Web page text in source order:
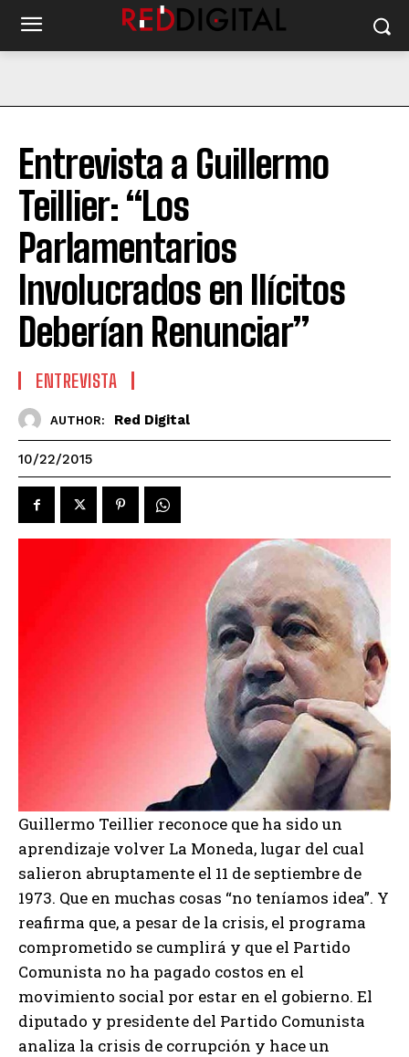
Entrevista a Guillermo
Teillier: “Los
Parlamentarios
Involucrados en Ilícitos
Deberían Renunciar”
ENTREVISTA
AUTHOR: Red Digital
10/22/2015
Guillermo Teillier reconoce que ha sido un
aprendizaje volver La Moneda, lugar del cual
salieron abruptamente el 11 de septiembre de
1973. Que en muchas cosas “no teníamos idea”. Y
reafirma que, a pesar de la crisis, el programa
comprometido se cumplirá y que el Partido
Comunista no ha pagado costos en el
movimiento social por estar en el gobierno. El
diputado y presidente del Partido Comunista
analiza la crisis de corrupción y hace un